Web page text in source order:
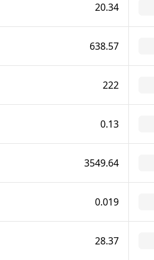
20.34
638.57
222
0.13
3549.64
0.019
28.37